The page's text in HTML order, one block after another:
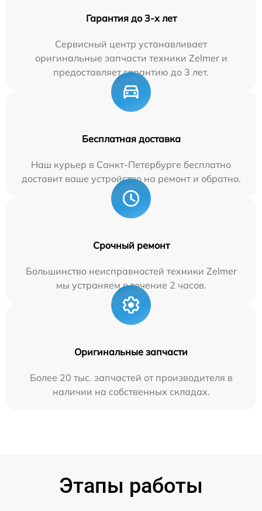
Гарантия до 3-х лет
Сервисный центр устанавливает
оригинальные запчасти техники Zelmer и
предоставляет гарантию до 3 лет.
Бесплатная доставка
Наш курьер в Санкт-Петербурге бесплатно
доставит ваше устройство на ремонт и обратно.
Срочный ремонт
Большинство неисправностей техники Zelmer
мы устраняем в течение 2 часов.
Оригинальные запчасти
Более 20 тыс. запчастей от производителя в
наличии на собственных складах.
Этапы работы